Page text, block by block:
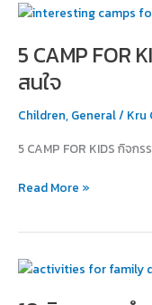
5 CAMP FOR
สนใจ
Children, General/ Kru
5 CAMP FOR KIDS กิจก
5
FOR
KIDS
กิจกรรม
สำหรับ
ที่
สนใจ
Read More »
10